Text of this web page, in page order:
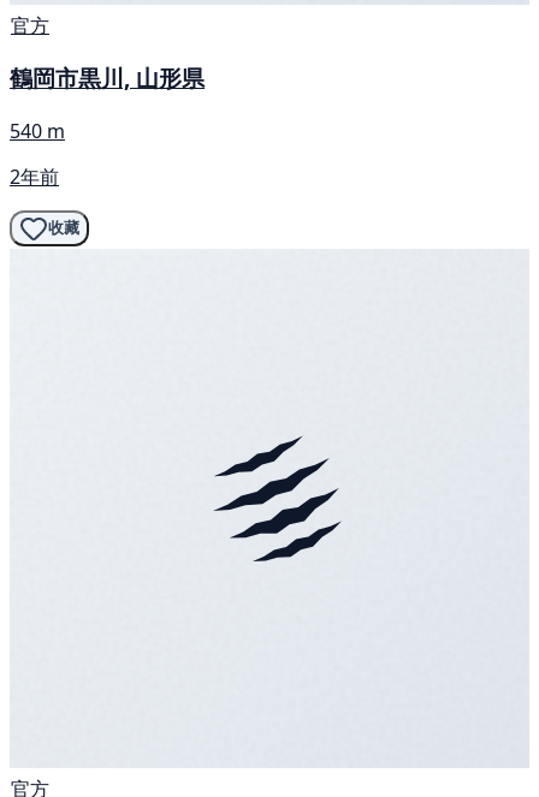
官方
鶴岡市黒川, 山形県
540 m
2年前
收藏
官方